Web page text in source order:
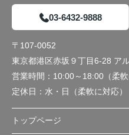
03-6432-9888
〒107-0052
東京都港区赤坂９丁目6-28 ア
営業時間： 10:00～18:00（柔軟
定休日： 水・日（柔軟に対応）
トップページ